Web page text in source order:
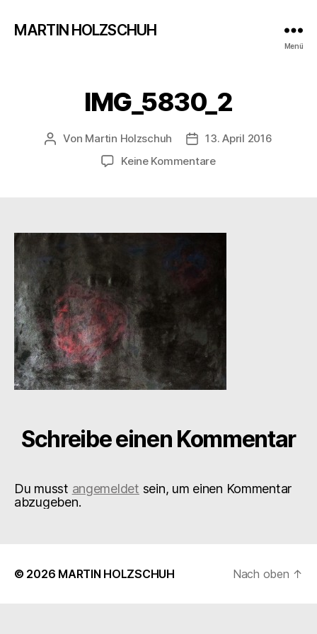
MARTIN HOLZSCHUH
Menü
IMG_5830_2
Beitragsautor
Von Martin Holzschuh Veröffentlichungsdatum
13. April 2016
Keine Kommentarezu
Schreibe einen Kommentar
Du musst angemeldet sein, um einen Kommentar
abzugeben.
© 2026 MARTIN HOLZSCHUH Nach oben ↑